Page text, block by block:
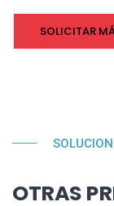
SOLICITAR
OTRAS